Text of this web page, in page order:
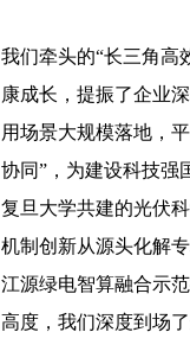
我们牵头的“长三角高
康成长，提振了企业
用场景大规模落地，
协同”，为建设科技强
复旦大学共建的光伏
机制创新从源头化解
江源绿电智算融合示
高度，我们深度到场